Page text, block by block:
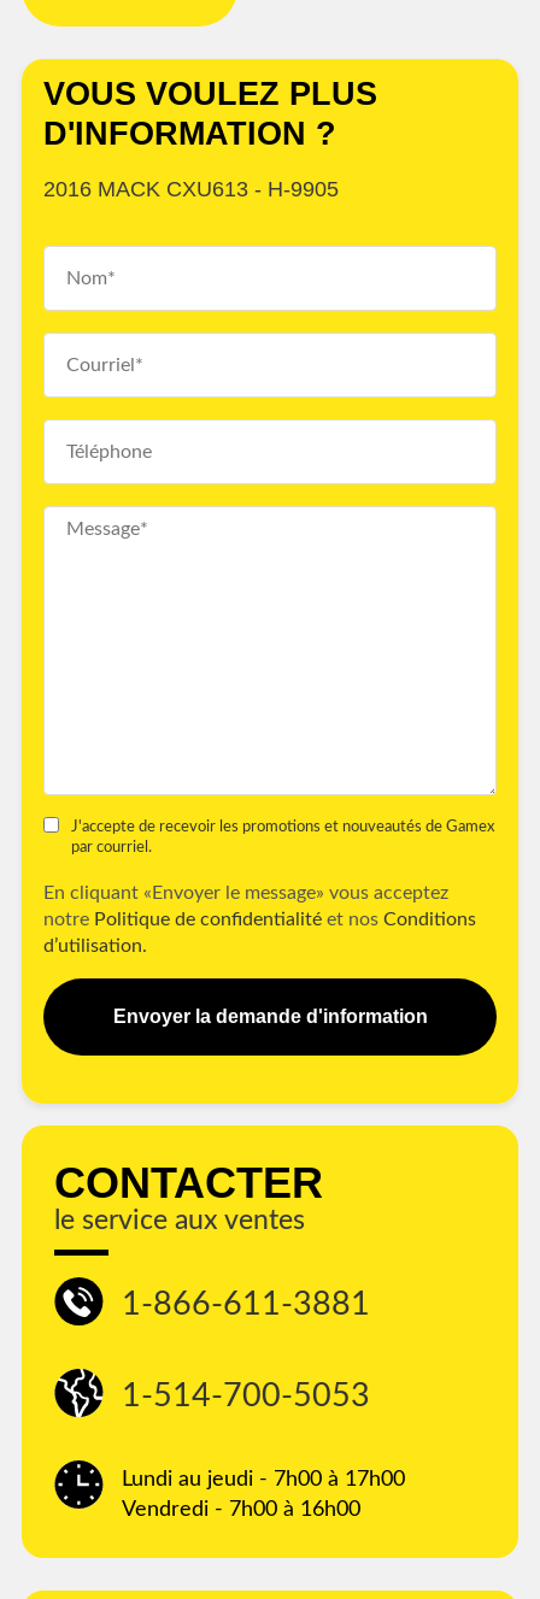
VOUS VOULEZ PLUS
D'INFORMATION ?
2016 MACK CXU613 - H-9905
J'accepte de recevoir les promotions et nouveautés de Gamex
par courriel.
En cliquant «Envoyer le message» vous acceptez
notre Politique de confidentialité et nos Conditions
d’utilisation.
Envoyer la demande d'information
CONTACTER
le service aux ventes
1-866-611-3881
1-514-700-5053
Lundi au jeudi - 7h00 à 17h00
Vendredi - 7h00 à 16h00